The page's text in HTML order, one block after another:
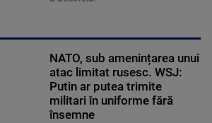
NATO, sub amenințarea unui
atac limitat rusesc. WSJ:
Putin ar putea trimite
militari în uniforme fără
însemne